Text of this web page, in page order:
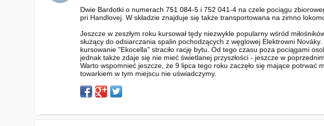
Dwie Bardotki o numerach 751 084-5 i 752 041-4 na czele pociągu
pri Handlovej. W składzie znajduje się także transportowana na zimno
Jeszcze w zeszłym roku kursował tędy niezwykle popularny wśród
służący do odsiarczania spalin pochodzących z węglowej Elektrowni
kursowanie "Ekocella" straciło rację bytu. Od tego czasu poza pociągami
jednak także zdaje się nie mieć świetlanej przyszłości - jeszcze w
Warto wspomnieć jeszcze, że 9 lipca tego roku zaczęło się mające
towarkiem w tym miejscu nie uświadczymy.